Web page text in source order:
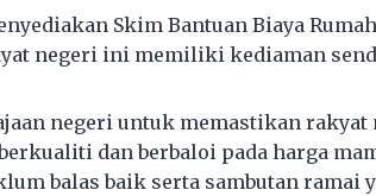
Skim Bantuan Biaya
negeri ini memiliki kediaman
negeri untuk memastikan
dan berbaloi pada harga
balas baik serta sambutan ramai